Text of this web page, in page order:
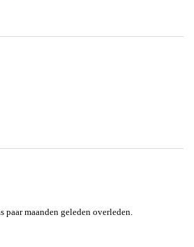
maanden geleden overleden.